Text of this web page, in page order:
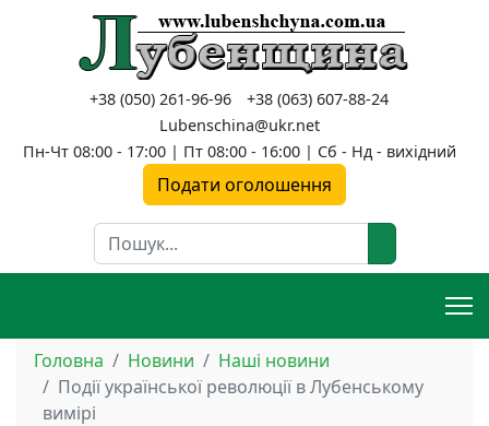
+38 (050) 261-96-96
+38 (063) 607-88-24
Lubenschina@ukr.net
Пн-Чт 08:00 - 17:00 | Пт 08:00 - 16:00 | Сб - Нд - вихідний
Подати оголошення
Пошук
Головна Новини
Наші новини
Події української революції в Лубенському
вимірі